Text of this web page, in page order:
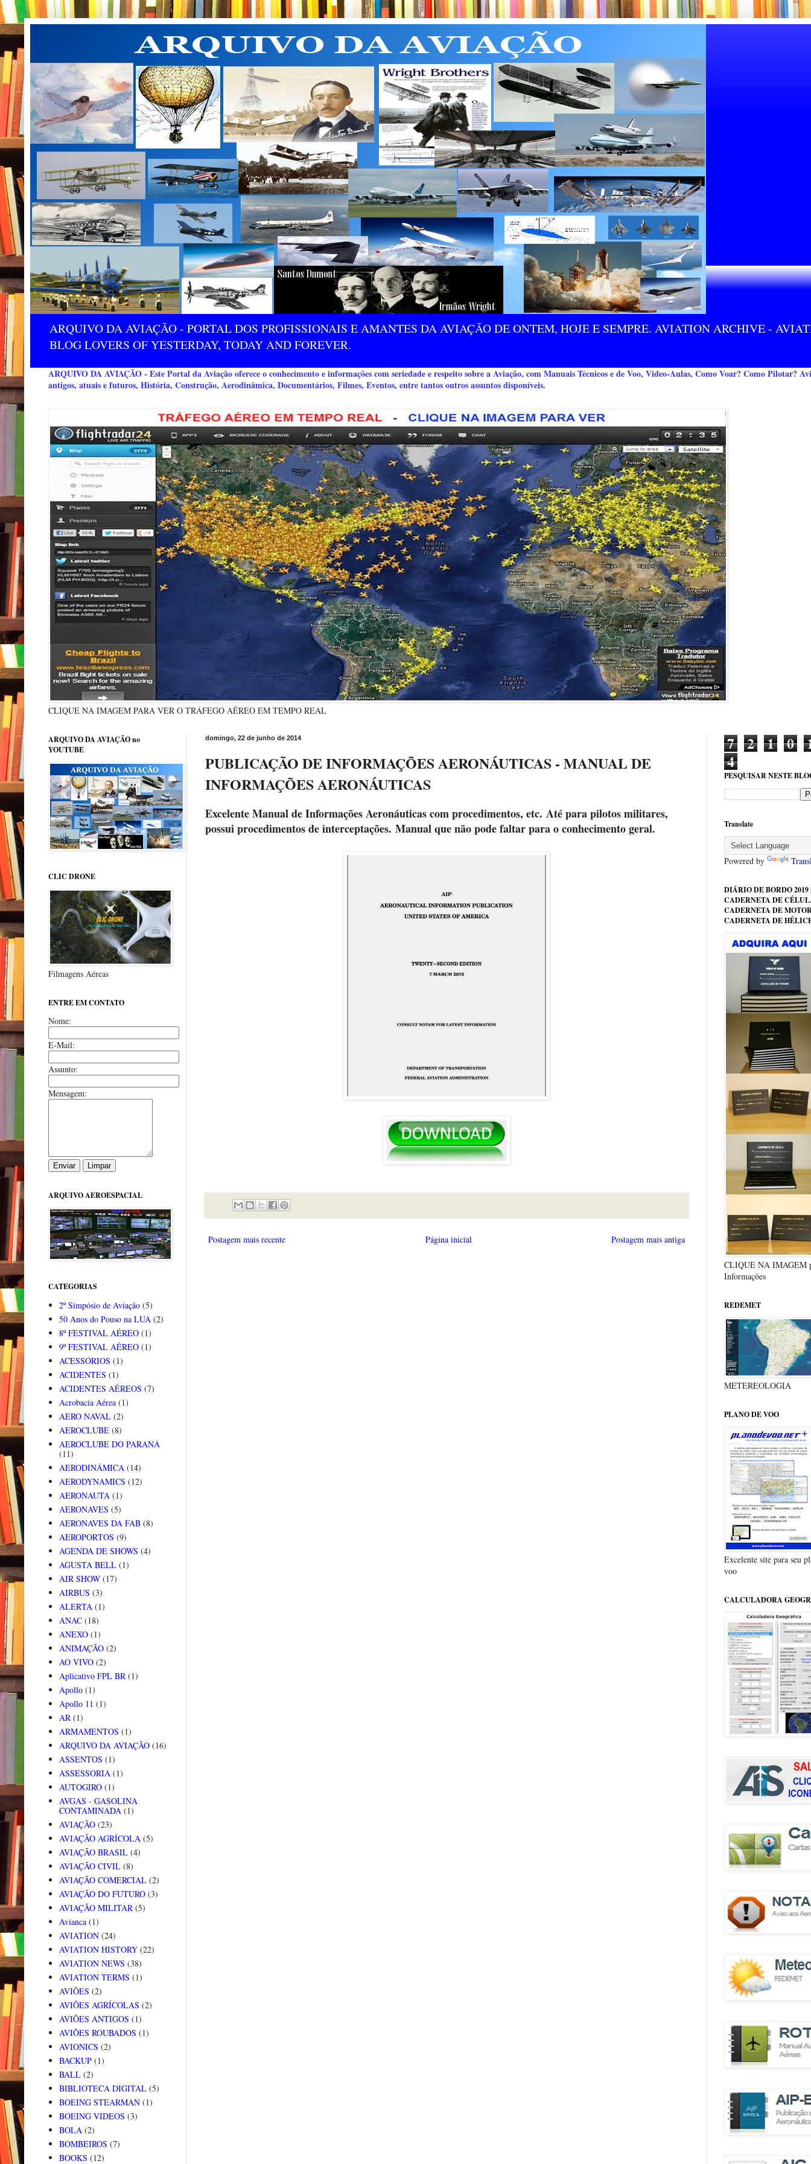
ARQUIVO DA AVIAÇÃO - PORTAL DOS PROFISSIONAIS E AMANTES DA AVIAÇÃO DE ONTEM, HOJE E SEMPRE. AVIATION ARCHIVE -
BLOG LOVERS OF YESTERDAY, TODAY AND FOREVER.
ARQUIVO DA AVIAÇÃO - Este Portal da Aviação oferece o conhecimento e informações com seriedade e respeito sobre a Aviação, com Manuais Técnicos e de Voo, Video-Aulas, Como Voar? Como Pilotar?
antigos, atuais e futuros, História, Construção, Aerodinâmica, Documentários, Filmes, Eventos, entre tantos outros assuntos disponíveis.
CLIQUE NA IMAGEM PARA VER O TRÁFEGO AÉREO EM TEMPO REAL
domingo, 22 de junho de 2014
PUBLICAÇÃO DE INFORMAÇÕES AERONÁUTICAS - MANUAL DE
INFORMAÇÕES AERONÁUTICAS
Excelente Manual de Informações Aeronáuticas com procedimentos, etc. Até para pilotos militares,
possui procedimentos de interceptações. Manual que não pode faltar para o conhecimento geral.
Postagem mais recente Postagem mais antiga
Página inicial
ARQUIVO DA AVIAÇÃO no
YOUTUBE
CLIC DRONE
Filmagens Aéreas
ENTRE EM CONTATO
Nome:
E-Mail:
Assunto:
Mensagem:
ARQUIVO AEROESPACIAL
CATEGORIAS
2º Simpósio de Aviação (5)
50 Anos do Pouso na LUA (2)
8º FESTIVAL AÉREO (1)
9º FESTIVAL AÉREO (1)
ACESSÓRIOS (1)
ACIDENTES (1)
ACIDENTES AÉREOS (7)
Acrobacia Aérea (1)
AERO NAVAL (2)
AEROCLUBE (8)
AEROCLUBE DO PARANÁ
(11)
AERODINÂMICA (14)
AERODYNAMICS (12)
AERONAUTA (1)
AERONAVES (5)
AERONAVES DA FAB (8)
AEROPORTOS (9)
AGENDA DE SHOWS (4)
AGUSTA BELL (1)
AIR SHOW (17)
AIRBUS (3)
ALERTA (1)
ANAC (18)
ANEXO (1)
ANIMAÇÃO (2)
AO VIVO (2)
Aplicativo FPL BR (1)
Apollo (1)
Apollo 11 (1)
AR (1)
ARMAMENTOS (1)
ARQUIVO DA AVIAÇÃO (16)
ASSENTOS (1)
ASSESSORIA (1)
AUTOGIRO (1)
AVGAS - GASOLINA
CONTAMINADA (1)
AVIAÇÃO (23)
AVIAÇÃO AGRÍCOLA (5)
AVIAÇÃO BRASIL (4)
AVIAÇÃO CIVIL (8)
AVIAÇÃO COMERCIAL (2)
AVIAÇÃO DO FUTURO (3)
AVIAÇÃO MILITAR (5)
Avianca (1)
AVIATION (24)
AVIATION HISTORY (22)
AVIATION NEWS (38)
AVIATION TERMS (1)
AVIÕES (2)
AVIÕES AGRÍCOLAS (2)
AVIÕES ANTIGOS (1)
AVIÕES ROUBADOS (1)
AVIONICS (2)
BACKUP (1)
BALL (2)
BIBLIOTECA DIGITAL (5)
BOEING STEARMAN (1)
BOEING VIDEOS (3)
BOLA (2)
BOMBEIROS (7)
BOOKS (12)
7 2 1 0
4
PESQUISAR NESTE
Translate
Powered by
DIÁRIO DE BORDO
CADERNETA DE
CADERNETA DE
CADERNETA DE
CLIQUE NA IMAGEM
Informações
REDEMET
METEREOLOGIA
PLANO DE VOO
Excelente site para seu
voo
CALCULADORA